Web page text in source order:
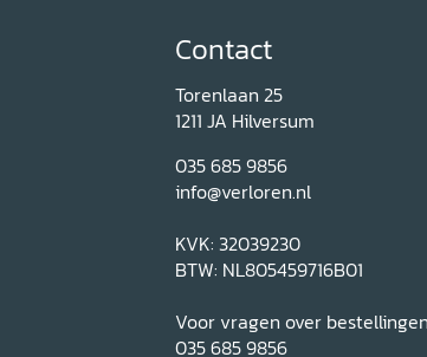
Contact
Torenlaan 25
1211 JA Hilversum
035 685 9856
info@verloren.nl
KVK: 32039230
BTW: NL805459716B01
Voor vragen over
035 685 9856